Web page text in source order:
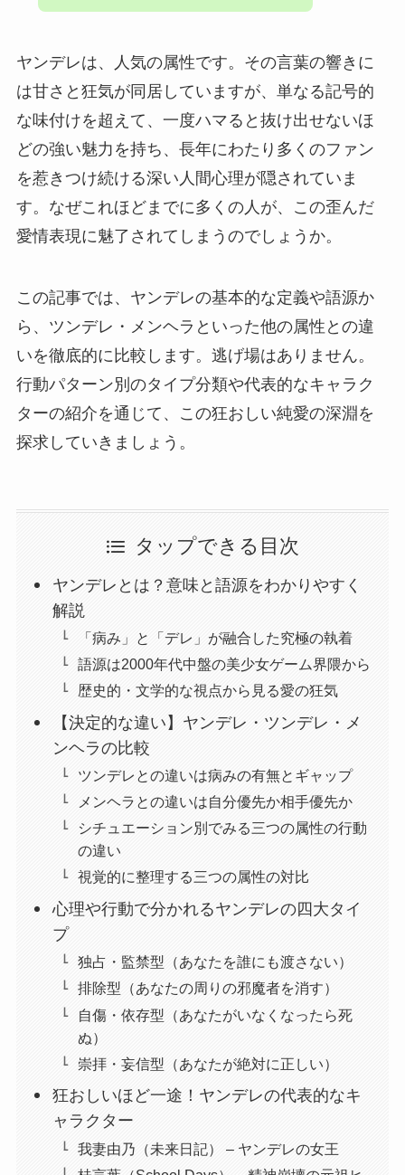
ヤンデレは、人気の属性です。その言葉の響きに
は甘さと狂気が同居していますが、単なる記号的
な味付けを超えて、一度ハマると抜け出せないほ
どの強い魅力を持ち、長年にわたり多くのファン
を惹きつけ続ける深い人間心理が隠されていま
す。なぜこれほどまでに多くの人が、この歪んだ
愛情表現に魅了されてしまうのでしょうか。
この記事では、ヤンデレの基本的な定義や語源か
ら、ツンデレ・メンヘラといった他の属性との違
いを徹底的に比較します。逃げ場はありません。
行動パターン別のタイプ分類や代表的なキャラク
ターの紹介を通じて、この狂おしい純愛の深淵を
探求していきましょう。
タップできる目次
ヤンデレとは？意味と語源をわかりやすく
解説
「病み」と「デレ」が融合した究極の執着
語源は2000年代中盤の美少女ゲーム界隈から
歴史的・文学的な視点から見る愛の狂気
【決定的な違い】ヤンデレ・ツンデレ・メ
ンヘラの比較
ツンデレとの違いは病みの有無とギャップ
メンヘラとの違いは自分優先か相手優先か
シチュエーション別でみる三つの属性の行動
の違い
視覚的に整理する三つの属性の対比
心理や行動で分かれるヤンデレの四大タイ
プ
独占・監禁型（あなたを誰にも渡さない）
排除型（あなたの周りの邪魔者を消す）
自傷・依存型（あなたがいなくなったら死
ぬ）
崇拝・妄信型（あなたが絶対に正しい）
狂おしいほど一途！ヤンデレの代表的なキ
ャラクター
我妻由乃（未来日記） – ヤンデレの女王